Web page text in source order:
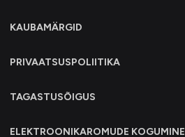
KAUBAMÄRGID
PRIVAATSUSPOLIITIKA
TAGASTUSÕIGUS
ELEKTROONIKAROMUDE KOGUMINE